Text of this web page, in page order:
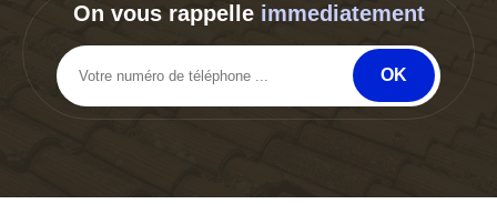
On vous rappelle immediatement